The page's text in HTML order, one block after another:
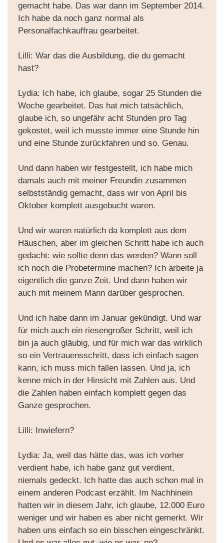
gemacht habe. Das war dann im September 2014.
Ich habe da noch ganz normal als
Personalfachkauffrau gearbeitet.
Lilli: War das die Ausbildung, die du gemacht
hast?
Lydia: Ich habe, ich glaube, sogar 25 Stunden die
Woche gearbeitet. Das hat mich tatsächlich,
glaube ich, so ungefähr acht Stunden pro Tag
gekostet, weil ich musste immer eine Stunde hin
und eine Stunde zurückfahren und so. Genau.
Und dann haben wir festgestellt, ich habe mich
damals auch mit meiner Freundin zusammen
selbstständig gemacht, dass wir von April bis
Oktober komplett ausgebucht waren.
Und wir waren natürlich da komplett aus dem
Häuschen, aber im gleichen Schritt habe ich auch
gedacht: wie sollte denn das werden? Wann soll
ich noch die Probetermine machen? Ich arbeite ja
eigentlich die ganze Zeit. Und dann haben wir
auch mit meinem Mann darüber gesprochen.
Und ich habe dann im Januar gekündigt. Und war
für mich auch ein riesengroßer Schritt, weil ich
bin ja auch gläubig, und für mich war das wirklich
so ein Vertrauensschritt, dass ich einfach sagen
kann, ich muss mich fallen lassen. Und ja, ich
kenne mich in der Hinsicht mit Zahlen aus. Und
die Zahlen haben einfach komplett gegen das
Ganze gesprochen.
Lilli: Inwiefern?
Lydia: Ja, weil das hätte das, was ich vorher
verdient habe, ich habe ganz gut verdient,
niemals gedeckt. Ich hatte das auch schon mal in
einem anderen Podcast erzählt. Im Nachhinein
hatten wir in diesem Jahr, ich glaube, 12.000 Euro
weniger und wir haben es aber nicht gemerkt. Wir
haben uns einfach so ein bisschen eingeschränkt.